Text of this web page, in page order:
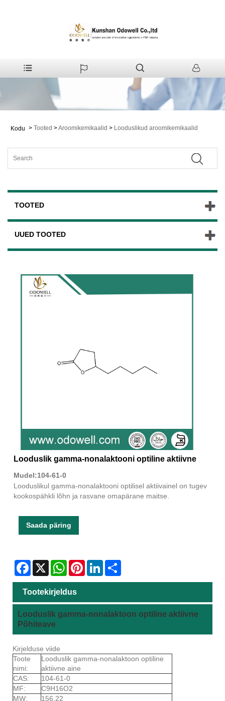
Kodu > Tooted >Aroomikemikaalid > Looduslikud aroomikemikaalid
TOOTED
UUED TOOTED
Looduslik gamma-nonalaktooni optiline aktiivne
Mudel:104-61-0
Looduslikul gamma-nonalaktooni optilisel aktiivainel on tugev
kookospähkli lõhn ja rasvane omapärane maitse.
Saada päring
Facebook
X WhatsAppPinterestLinkedIn
Tootekirjeldus
Looduslik gamma-nonalaktoon optiline aktiivne
Põhiteave
Kirjelduse viide
Toote
nimi:
Looduslik gamma-nonalaktoon optiline
aktiivne aine
CAS:
104-61-0
MF:
C9H16O2
MW:
156.22